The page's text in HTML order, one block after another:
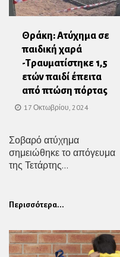
Θράκη: Ατύχημα σε
παιδική χαρά
-Τραυματίστηκε 1,5
ετών παιδί έπειτα
από πτώση πόρτας
17 Οκτωβρίου, 2024
Σοβαρό ατύχημα
σημειώθηκε το απόγευμα
της Τετάρτης...
Περισσότερα...